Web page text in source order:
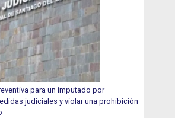
para un imputado por
judiciales y violar una prohibición